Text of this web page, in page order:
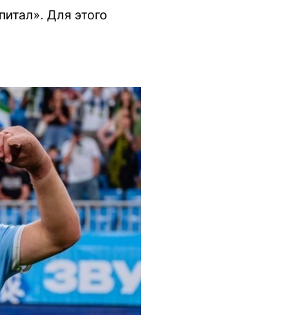
Для этого